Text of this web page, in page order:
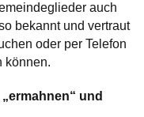
auch
bekannt und vertraut
oder per Telefon
können.
und